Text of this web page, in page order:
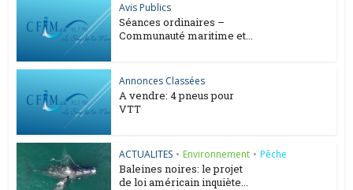
Avis Publics
Séances ordinaires –
Communauté maritime et...
Annonces Classées
A vendre: 4 pneus pour
VTT
ACTUALITES • Environnement • Pêche
Baleines noires: le projet
de loi américain inquiète...